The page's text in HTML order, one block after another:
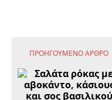
ΠΡΟΗΓΟΎΜΕΝΟ ΆΡΘΡΟ